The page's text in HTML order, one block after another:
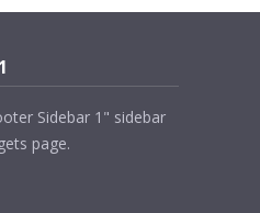
Sidebar 1" sidebar
page.